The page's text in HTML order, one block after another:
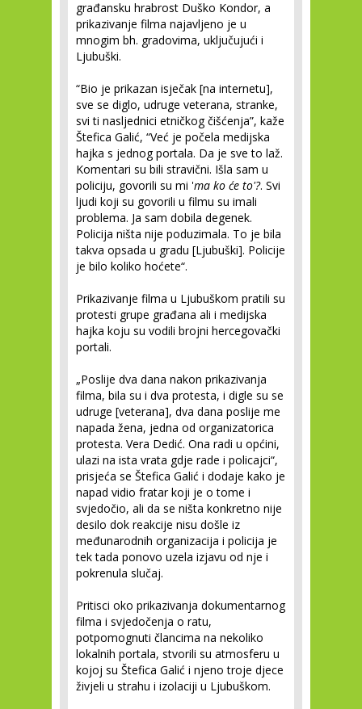
građansku hrabrost Duško Kondor, a
prikazivanje filma najavljeno je u
mnogim bh. gradovima, uključujući i
Ljubuški.
“Bio je prikazan isječak [na internetu],
sve se diglo, udruge veterana, stranke,
svi ti nasljednici etničkog čišćenja”, kaže
Štefica Galić, “Već je počela medijska
hajka s jednog portala. Da je sve to laž.
Komentari su bili stravični. Išla sam u
policiju, govorili su mi 'ma ko će to'?. Svi
ljudi koji su govorili u filmu su imali
problema. Ja sam dobila degenek.
Policija ništa nije poduzimala. To je bila
takva opsada u gradu [Ljubuški]. Policije
je bilo koliko hoćete“.
Prikazivanje filma u Ljubuškom pratili su
protesti grupe građana ali i medijska
hajka koju su vodili brojni hercegovački
portali.
„Poslije dva dana nakon prikazivanja
filma, bila su i dva protesta, i digle su se
udruge [veterana], dva dana poslije me
napada žena, jedna od organizatorica
protesta. Vera Dedić. Ona radi u općini,
ulazi na ista vrata gdje rade i policajci“,
prisjeća se Štefica Galić i dodaje kako je
napad vidio fratar koji je o tome i
svjedočio, ali da se ništa konkretno nije
desilo dok reakcije nisu došle iz
međunarodnih organizacija i policija je
tek tada ponovo uzela izjavu od nje i
pokrenula slučaj.
Pritisci oko prikazivanja dokumentarnog
filma i svjedočenja o ratu,
potpomognuti člancima na nekoliko
lokalnih portala, stvorili su atmosferu u
kojoj su Štefica Galić i njeno troje djece
živjeli u strahu i izolaciji u Ljubuškom.